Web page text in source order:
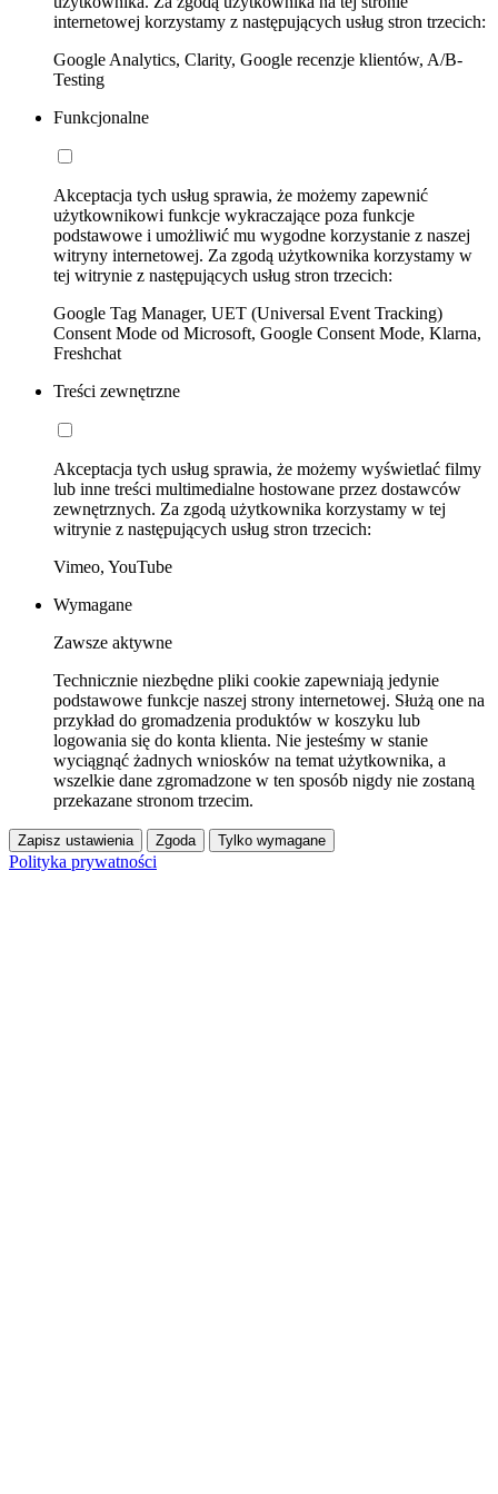
internetowej korzystamy z następujących usług stron trzecich:
Google Analytics, Clarity, Google recenzje klientów, A/B-
Testing
Funkcjonalne
Akceptacja tych usług sprawia, że możemy zapewnić
użytkownikowi funkcje wykraczające poza funkcje
podstawowe i umożliwić mu wygodne korzystanie z naszej
witryny internetowej. Za zgodą użytkownika korzystamy w
tej witrynie z następujących usług stron trzecich:
Google Tag Manager, UET (Universal Event Tracking)
Consent Mode od Microsoft, Google Consent Mode, Klarna,
Freshchat
Treści zewnętrzne
Akceptacja tych usług sprawia, że możemy wyświetlać filmy
lub inne treści multimedialne hostowane przez dostawców
zewnętrznych. Za zgodą użytkownika korzystamy w tej
witrynie z następujących usług stron trzecich:
Vimeo, YouTube
Wymagane
Zawsze aktywne
Technicznie niezbędne pliki cookie zapewniają jedynie
podstawowe funkcje naszej strony internetowej. Służą one na
przykład do gromadzenia produktów w koszyku lub
logowania się do konta klienta. Nie jesteśmy w stanie
wyciągnąć żadnych wniosków na temat użytkownika, a
wszelkie dane zgromadzone w ten sposób nigdy nie zostaną
przekazane stronom trzecim.
Zapisz ustawienia Zgoda Tylko wymagane
Polityka prywatności